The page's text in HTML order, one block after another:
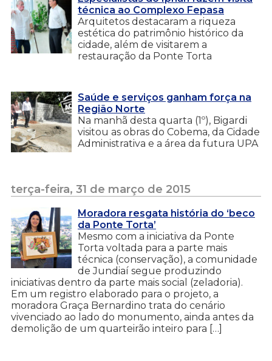
técnica ao Complexo Fepasa
Arquitetos destacaram a riqueza
estética do patrimônio histórico da
cidade, além de visitarem a
restauração da Ponte Torta
Saúde e serviços ganham força na
Região Norte
Na manhã desta quarta (1º), Bigardi
visitou as obras do Cobema, da Cidade
Administrativa e a área da futura UPA
terça-feira, 31 de março de 2015
Moradora resgata história do ‘beco
da Ponte Torta’
Mesmo com a iniciativa da Ponte
Torta voltada para a parte mais
técnica (conservação), a comunidade
de Jundiaí segue produzindo
iniciativas dentro da parte mais social (zeladoria).
Em um registro elaborado para o projeto, a
moradora Graça Bernardino trata do cenário
vivenciado ao lado do monumento, ainda antes da
demolição de um quarteirão inteiro para […]